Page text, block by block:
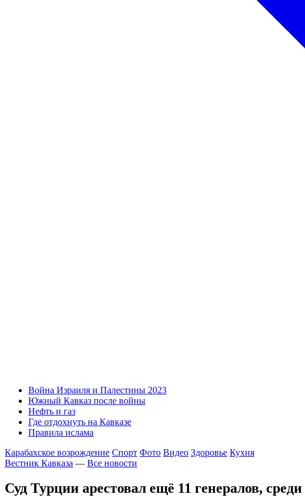
Война Израиля и Палестины 2023
Южный Кавказ после войны
Нефть и газ
Где отдохнуть на Кавказе
Правила ислама
Карабахское возрождение Спорт Фото Видео Здоровье Кухня
Вестник Кавказа — Все новости
Суд Турции арестовал ещё 11 генералов,